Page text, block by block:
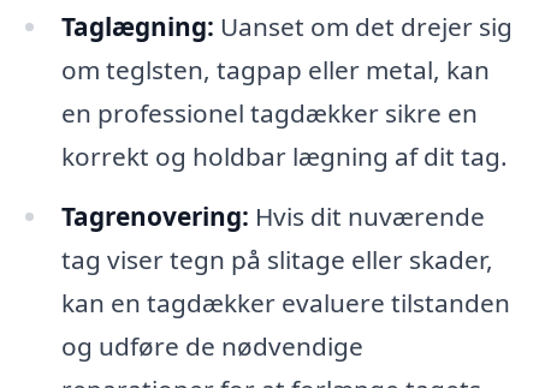
Taglægning: Uanset om det drejer sig
om teglsten, tagpap eller metal, kan
en professionel tagdækker sikre en
korrekt og holdbar lægning af dit tag.
Tagrenovering: Hvis dit nuværende
tag viser tegn på slitage eller skader,
kan en tagdækker evaluere tilstanden
og udføre de nødvendige